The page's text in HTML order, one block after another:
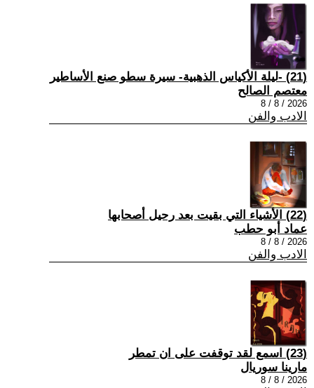
(21) -ليلة الأكياس الذهبية- سيرة سطو صنع الأساطير
معتصم الصالح
2026 / 8 / 8
الادب والفن
(22) الأشياء التي بقيت بعد رحيل أصحابها
عماد أبو حطب
2026 / 8 / 8
الادب والفن
(23) اسمع لقد توقفت على ان تمطر
مارينا سوريال
2026 / 8 / 8